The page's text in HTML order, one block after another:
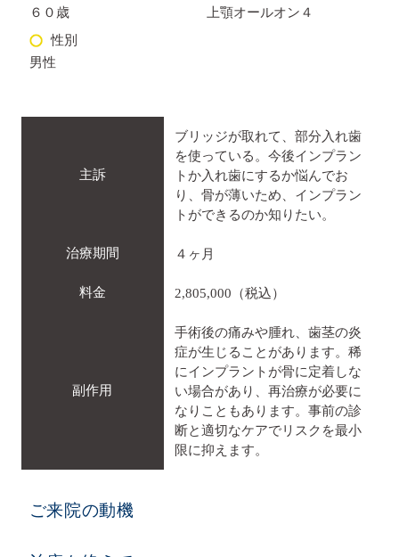
６０歳
性別
男性
上顎オールオン４
主訴
ブリッジが取れて、部分入れ歯
を使っている。今後インプラン
トか入れ歯にするか悩んでお
り、骨が薄いため、インプラン
トができるのか知りたい。
治療期間 ４ヶ月
料金 2,805,000（税込）
副作用
手術後の痛みや腫れ、歯茎の炎
症が生じることがあります。稀
にインプラントが骨に定着しな
い場合があり、再治療が必要に
なりこともあります。事前の診
断と適切なケアでリスクを最小
限に抑えます。
ご来院の動機